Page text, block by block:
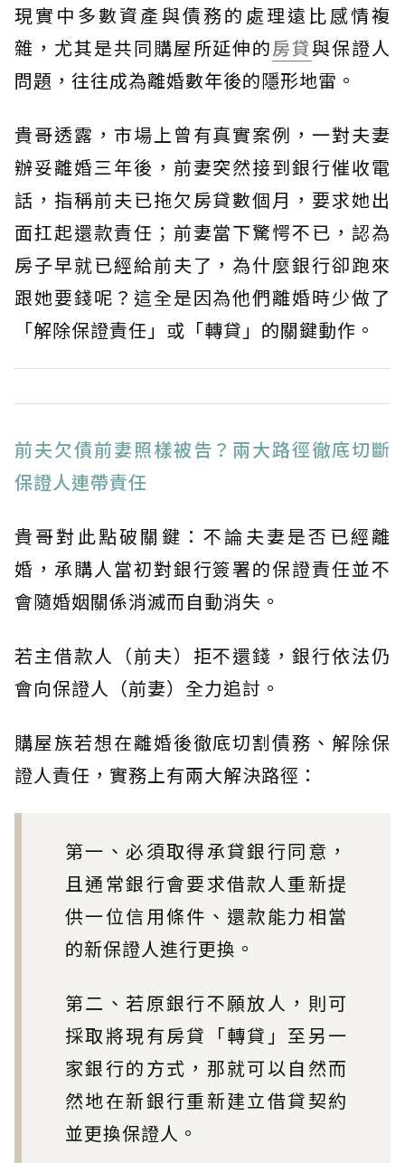
現實中多數資產與債務的處理遠比感情複
雜，尤其是共同購屋所延伸的房貸與保證人
問題，往往成為離婚數年後的隱形地雷。
貴哥透露，市場上曾有真實案例，一對夫妻
辦妥離婚三年後，前妻突然接到銀行催收電
話，指稱前夫已拖欠房貸數個月，要求她出
面扛起還款責任；前妻當下驚愕不已，認為
房子早就已經給前夫了，為什麼銀行卻跑來
跟她要錢呢？這全是因為他們離婚時少做了
「解除保證責任」或「轉貸」的關鍵動作。
前夫欠債前妻照樣被告？兩大路徑徹底切斷
保證人連帶責任
貴哥對此點破關鍵：不論夫妻是否已經離
婚，承購人當初對銀行簽署的保證責任並不
會隨婚姻關係消滅而自動消失。
若主借款人（前夫）拒不還錢，銀行依法仍
會向保證人（前妻）全力追討。
購屋族若想在離婚後徹底切割債務、解除保
證人責任，實務上有兩大解決路徑：
第一、必須取得承貸銀行同意，
且通常銀行會要求借款人重新提
供一位信用條件、還款能力相當
的新保證人進行更換。
第二、若原銀行不願放人，則可
採取將現有房貸「轉貸」至另一
家銀行的方式，那就可以自然而
然地在新銀行重新建立借貸契約
並更換保證人。